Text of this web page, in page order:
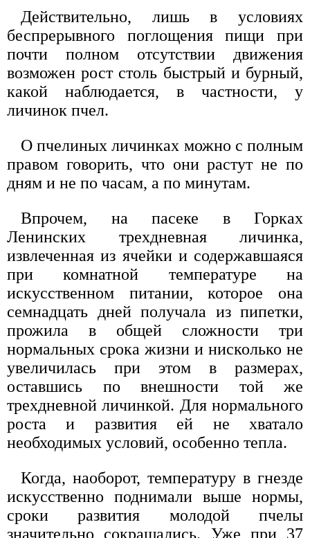
Действительно, лишь в условиях
беспрерывного поглощения пищи при
почти полном отсутствии движения
возможен рост столь быстрый и бурный,
какой наблюдается, в частности, у
личинок пчел.
О пчелиных личинках можно с полным
правом говорить, что они растут не по
дням и не по часам, а по минутам.
Впрочем, на пасеке в Горках
Ленинских трехдневная личинка,
извлеченная из ячейки и содержавшаяся
при комнатной температуре на
искусственном питании, которое она
семнадцать дней получала из пипетки,
прожила в общей сложности три
нормальных срока жизни и нисколько не
увеличилась при этом в размерах,
оставшись по внешности той же
трехдневной личинкой. Для нормального
роста и развития ей не хватало
необходимых условий, особенно тепла.
Когда, наоборот, температуру в гнезде
искусственно поднимали выше нормы,
сроки развития молодой пчелы
значительно сокращались. Уже при 37